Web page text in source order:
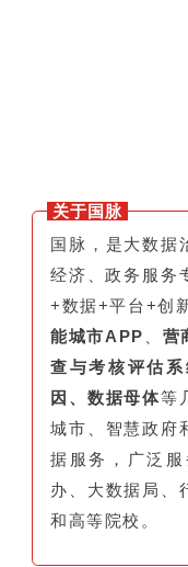
关于国脉
国脉，是大数据
经济、政务服务
+数据+平台+创
能城市APP
营
查与考核评估
因、数据母体等
城市、智慧政府
据服务，广泛
办、大数据局、
和高等院校。